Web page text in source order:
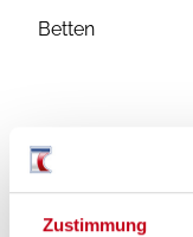
Zustimmung
Betten